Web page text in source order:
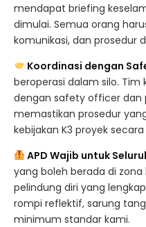
mendapat briefing
dimulai. Semua orang
komunikasi, dan prosedur
Koordinasi dengan
beroperasi dalam silo. Tim
dengan safety officer dan
memastikan prosedur
kebijakan K3 proyek
APD Wajib untuk
yang boleh berada di
pelindung diri yang
rompi reflektif, sarung
minimum standar kami.